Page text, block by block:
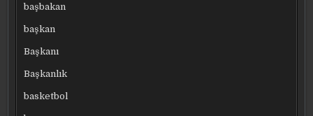
başbakan
başkan
Başkanı
Başkanlık
basketbol